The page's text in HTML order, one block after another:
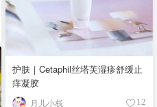
护肤｜Cetaphil丝塔芙湿疹舒缓止
痒凝胶
月儿小栈 12